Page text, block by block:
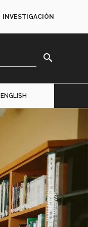
INVESTIGACIÓN
search
ENGLISH